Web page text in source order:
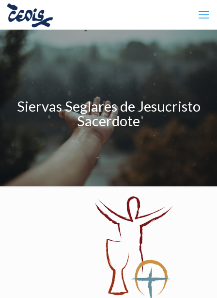
Siervas Seglares de Jesucristo
Sacerdote